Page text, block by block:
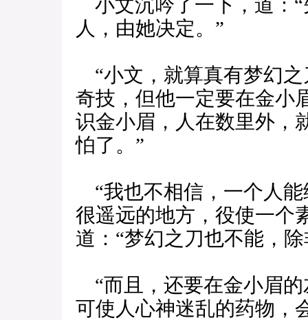
小文沉吟了一下，道：
人，由她决定。”
“小文，就算真有梦幻
奇技，但他一定要在金小
识金小眉，人在数里外，
怕了。”
“我也不相信，一个人
很遥远的地方，役使一个
道：“梦幻之刀也不能，
“而且，还要在金小眉的
可使人心神迷乱的药物，